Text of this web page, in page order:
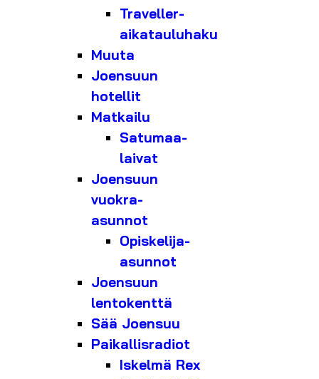
Traveller-
aikatauluhaku
Muuta
Joensuun
hotellit
Matkailu
Satumaa-
laivat
Joensuun
vuokra-
asunnot
Opiskelija-
asunnot
Joensuun
lentokenttä
Sää Joensuu
Paikallisradiot
Iskelmä Rex